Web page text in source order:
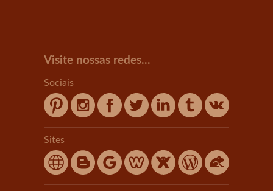
Visite nossas redes...
Sociais
Sites